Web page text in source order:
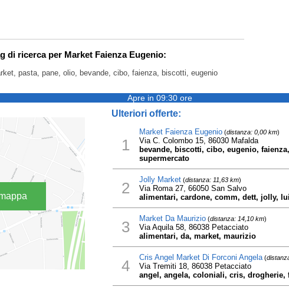
di ricerca per Market Faienza Eugenio:
pasta, pane, olio, bevande, cibo, faienza, biscotti, eugenio
Apre in 09:30 ore
Ulteriori offerte:
1
Market Faienza Eugenio(distanza: 0,00 km)
Via C. Colombo 15, 86030 Mafalda
bevande, biscotti, cibo, eugenio,
supermercato
2 Jolly Market(distanza: 11,63 km)
Via Roma 27, 66050 San Salvo
alimentari, cardone, comm, dett, jolly,
3 Market Da Maurizio(distanza: 14,10 km)
Via Aquila 58, 86038 Petacciato
alimentari, da, market, maurizio
4 Cris Angel Market Di Forconi Angela(
Via Tremiti 18, 86038 Petacciato
angel, angela, coloniali, cris, drogherie,